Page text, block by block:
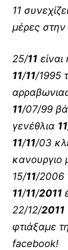
11
μέρες
25/11
11/11/1995
11/07/99
γενέθλια 11
11/11/03
κανουργιο
15/11/2006
11/11/2011
22/12/2011
φτιάξαμε
facebook!